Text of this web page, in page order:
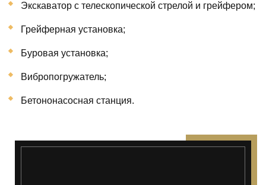
Экскаватор с телескопической стрелой и грейфером;
Грейферная установка;
Буровая установка;
Вибропогружатель;
Бетононасосная станция.